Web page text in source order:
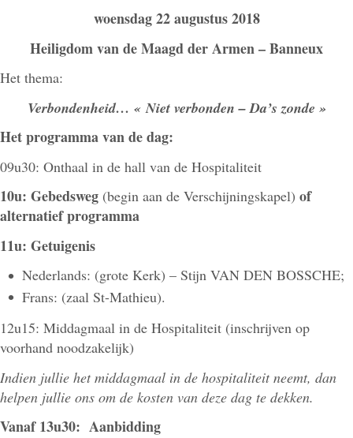
woensdag 22 augustus 2018
Heiligdom van de Maagd der Armen – Banneux
Het thema:
Verbondenheid… « Niet verbonden – Da’s zonde »
Het programma van de dag:
09u30: Onthaal in de hall van de Hospitaliteit
10u: Gebedsweg (begin aan de Verschijningskapel) of
alternatief programma
11u: Getuigenis
Nederlands: (grote Kerk) – Stijn VAN DEN BOSSCHE;
Frans: (zaal St-Mathieu).
12u15: Middagmaal in de Hospitaliteit (inschrijven op
voorhand noodzakelijk)
Indien jullie het middagmaal in de hospitaliteit neemt, dan
helpen jullie ons om de kosten van deze dag te dekken.
Vanaf 13u30: Aanbidding